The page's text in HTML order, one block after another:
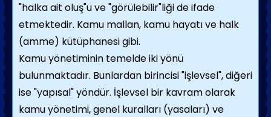
"halka ait oluş"u ve "görülebilir"liği de ifade
etmektedir. Kamu mallan, kamu hayatı ve halk
(amme) kütüphanesi gibi.
Kamu yönetiminin temelde iki yönü
bulunmaktadır. Bunlardan birincisi "işlev­sel", diğeri
ise "yapısal" yöndür. İşlevsel bir kavram olarak
kamu yönetimi, genel kuralları (yasaları) ve